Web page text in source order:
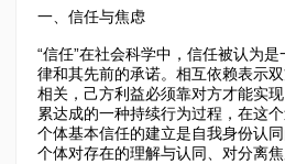
一、信任与焦虑
“信任”在社会科学中，信任被认为
律和其先前的承诺。相互依赖表示
相关，己方利益必须靠对方才能实
累达成的一种持续行为过程，在这
个体基本信任的建立是自我身份认
个体对存在的理解与认同、对分离